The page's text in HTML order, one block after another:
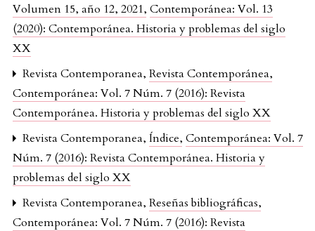
Volumen 15, año 12, 2021, Contemporánea: Vol. 13
(2020): Contemporánea. Historia y problemas del siglo
XX
Revista Contemporanea, Revista Contemporánea,
Contemporánea: Vol. 7 Núm. 7 (2016): Revista
Contemporánea. Historia y problemas del siglo XX
Revista Contemporanea, Índice, Contemporánea: Vol. 7
Núm. 7 (2016): Revista Contemporánea. Historia y
problemas del siglo XX
Revista Contemporanea, Reseñas bibliográficas,
Contemporánea: Vol. 7 Núm. 7 (2016): Revista